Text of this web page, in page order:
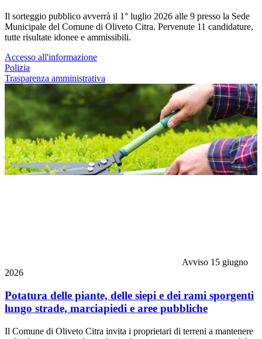
Il sorteggio pubblico avverrà il 1° luglio 2026 alle 9 presso la Sede
Municipale del Comune di Oliveto Citra. Pervenute 11 candidature,
tutte risultate idonee e ammissibili.
Accesso all'informazione
Polizia
Trasparenza amministrativa
Avviso 15 giugno
2026
Potatura delle piante, delle siepi e dei rami sporgenti
lungo strade, marciapiedi e aree pubbliche
Il Comune di Oliveto Citra invita i proprietari di terreni a mantenere